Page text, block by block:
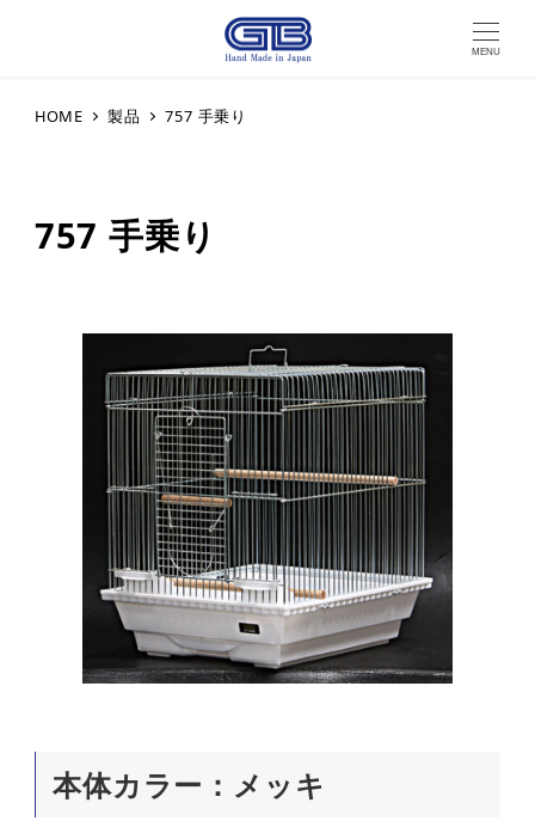
MENU
HOME 製品 757 手乗り
757 手乗り
本体カラー：メッキ